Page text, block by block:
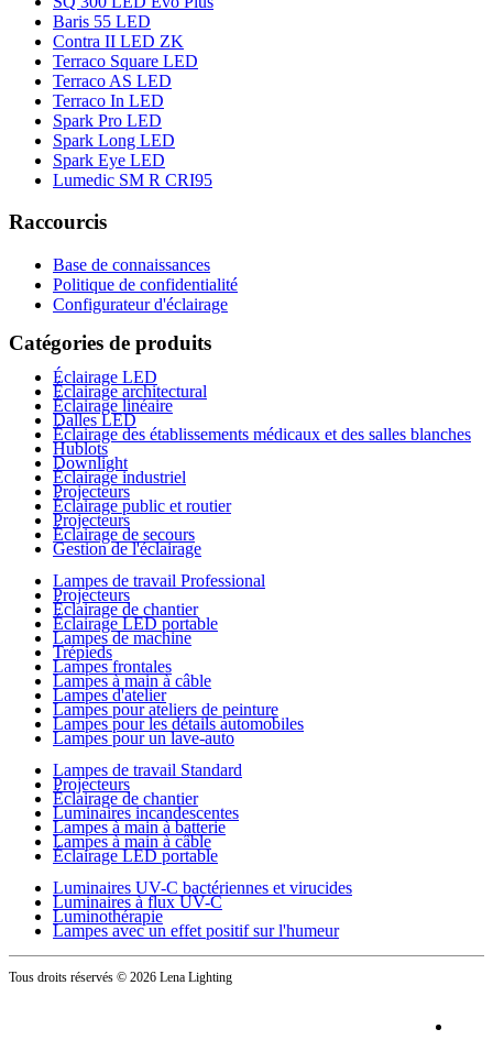
Baris 55 LED
Contra II LED ZK
Terraco Square LED
Terraco AS LED
Terraco In LED
Spark Pro LED
Spark Long LED
Spark Eye LED
Lumedic SM R CRI95
Raccourcis
Base de connaissances
Politique de confidentialité
Configurateur d'éclairage
Catégories de produits
Éclairage LED
Éclairage architectural
Éclairage linéaire
Dalles LED
Éclairage des établissements médicaux et des salles blanches
Hublots
Downlight
Éclairage industriel
Projecteurs
Éclairage public et routier
Projecteurs
Éclairage de secours
Gestion de l'éclairage
Lampes de travail Professional
Projecteurs
Éclairage de chantier
Éclairage LED portable
Lampes de machine
Trépieds
Lampes frontales
Lampes à main à câble
Lampes d'atelier
Lampes pour ateliers de peinture
Lampes pour les détails automobiles
Lampes pour un lave-auto
Lampes de travail Standard
Projecteurs
Éclairage de chantier
Luminaires incandescentes
Lampes à main à batterie
Lampes à main à câble
Éclairage LED portable
Luminaires UV-C bactériennes et virucides
Luminaires à flux UV-C
Luminothérapie
Lampes avec un effet positif sur l'humeur
Tous droits réservés © 2026 Lena Lighting